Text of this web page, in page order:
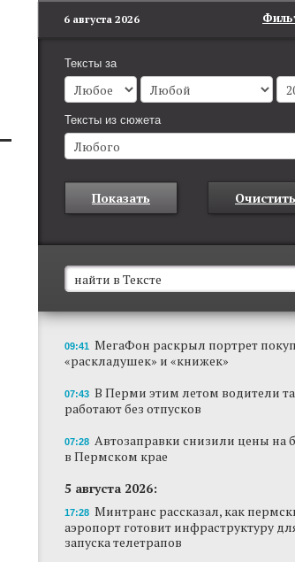
6 августа 2026
Тексты за
Тексты из сюжета
Показать Очистить
В Пермском крае установят новые
обнаружения беспилотников
Они используются для обнаружения и
отслеживания БПЛА в воздухе.
В Перми этим летом водители такси
работают без отпусков
Пермском крае
В Перми задержали мужчину,
передававшего за границу данные о
нефтепереработке
09:41 МегаФон раскрыл портрет
«раскладушек» и «книжек»
07:43 В Перми этим летом водители
работают без отпусков
07:28 Автозаправки снизили цены на
в Пермском крае
5 августа 2026:
17:28 Минтранс рассказал, как
аэропорт готовит инфраструктуру
запуска телетрапов